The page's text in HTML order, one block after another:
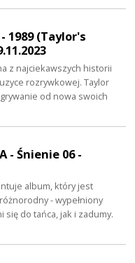
- 1989 (Taylor's
z najciekawszych historii
rozrywkowej. Taylor
od nowa swoich
- Śnienie 06 -
album, który jest
- wypełniony
się do tańca, jak i zadumy.